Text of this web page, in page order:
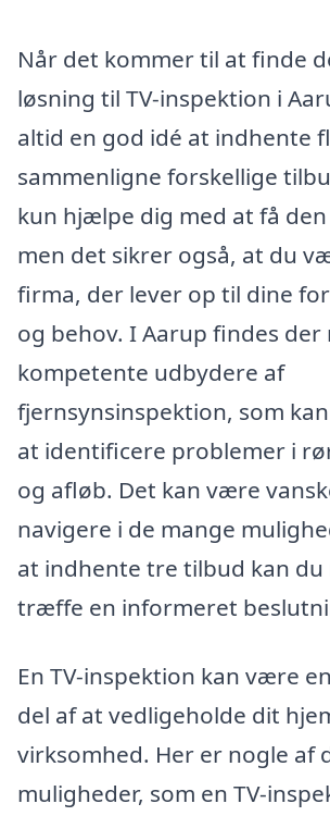
Når det kommer til at finde
løsning til TV-inspektion i
altid en god idé at indhente
sammenligne forskellige
kun hjælpe dig med at få
men det sikrer også, at du
firma, der lever op til dine
og behov. I Aarup findes der
kompetente udbydere af
fjernsynsinspektion, som
at identificere problemer i
og afløb. Det kan være
navigere i de mange
at indhente tre tilbud kan du
træffe en informeret
En TV-inspektion kan være
del af at vedligeholde dit
virksomhed. Her er nogle af
muligheder, som en TV-